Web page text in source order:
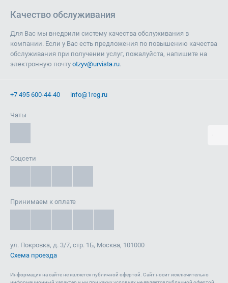
Качество обслуживания
Для Вас мы внедрили систему качества обслуживания в
компании. Если у Вас есть предложения по повышению качества
обслуживания при получении услуг, пожалуйста, напишите на
электронную почту otzyv@urvista.ru.
+7 495 600-44-40 info@1reg.ru
Чаты
Соцсети
Принимаем к оплате
ул. Покровка, д. 3/7, стр. 1Б, Москва, 101000
Схема проезда
Информация на сайте не является публичной офертой. Cайт носит исключительно